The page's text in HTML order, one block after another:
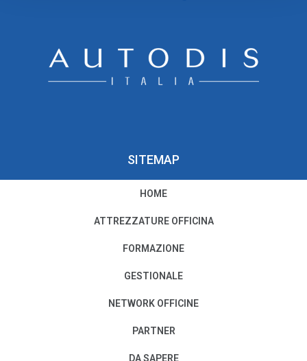
SITEMAP
HOME
ATTREZZATURE OFFICINA
FORMAZIONE
GESTIONALE
NETWORK OFFICINE
PARTNER
DA SAPERE
PRIVACY E COOKIE POLICY
Cookie Policy
Il nostro Codice Etico
PER MODIFICHE O CANCELLAZIONI